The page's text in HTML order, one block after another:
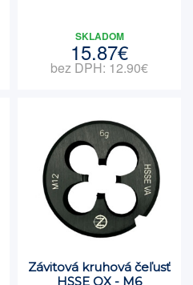
SKLADOM
15.87€
bez DPH: 12.90€
Závitová kruhová čeľusť
HSSE OX - M6